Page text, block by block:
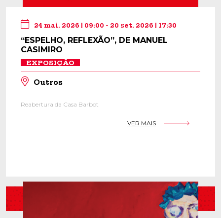
24 mai. 2026 | 09:00 - 20 set. 2026 | 17:30
“ESPELHO, REFLEXÃO”, DE MANUEL
CASIMIRO
EXPOSIÇÃO
Outros
Reabertura da Casa Barbot
VER MAIS